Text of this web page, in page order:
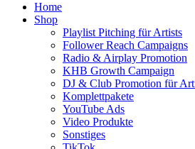
Home
Shop
Playlist Pitching für Artists
Follower Reach Campaigns
Radio & Airplay Promotion
KHB Growth Campaign
DJ & Club Promotion für
Komplettpakete
YouTube Ads
Video Produkte
Sonstiges